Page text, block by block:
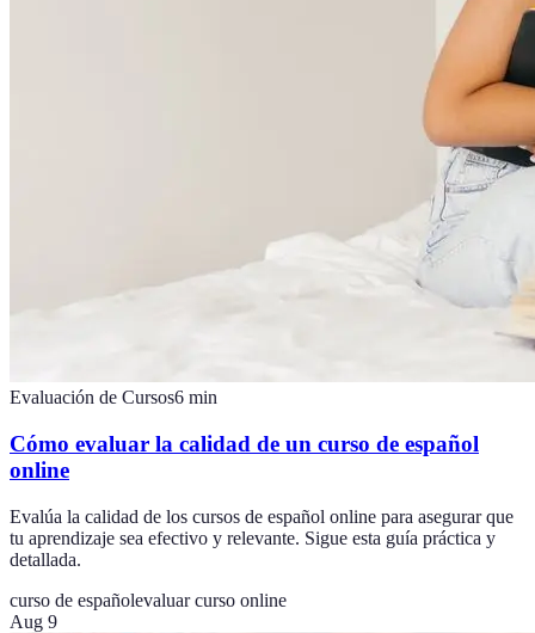
Evaluación de Cursos6 min
Cómo evaluar la calidad de un curso de español
online
Evalúa la calidad de los cursos de español online para asegurar que
tu aprendizaje sea efectivo y relevante. Sigue esta guía práctica y
detallada.
curso de españolevaluar curso online
Aug 9